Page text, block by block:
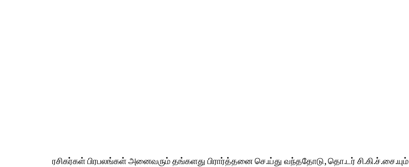
ரசிகர்கள் பிரபலங்கள் அனைவரும் தங்களது பிரார்த்தனை செ.ய்து வந்ததோடு, தொ.டர் சி.கி.ச்.சை.யும்